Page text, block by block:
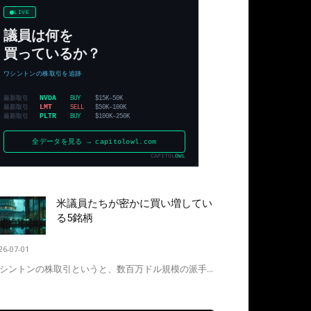
米議員たちが密かに買い増してい
る5銘柄
07-01
ントンの株取引というと、数百万ドル規模の派手...